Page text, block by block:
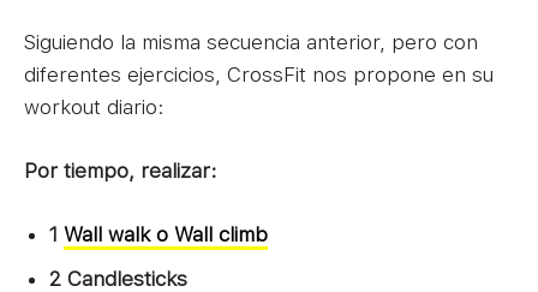
Siguiendo la misma secuencia anterior, pero con
diferentes ejercicios, CrossFit nos propone en su
workout diario:
Por tiempo, realizar:
1 Wall walk o Wall climb
2 Candlesticks